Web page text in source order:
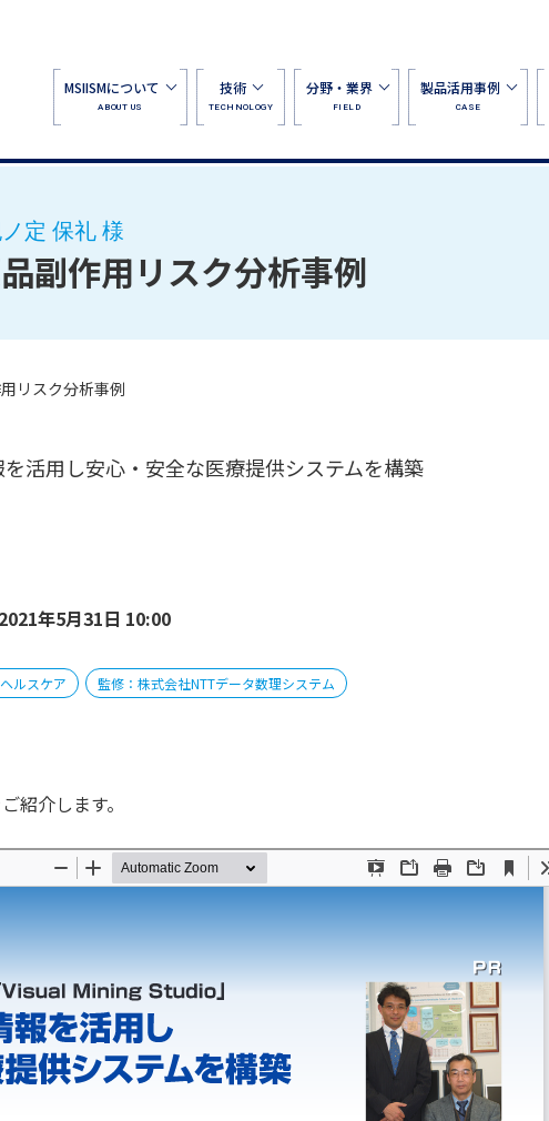
MSIISMについて
ABOUT US
技術
TECHNOLOGY
分野・業界
FIELD
製品活用事例
CASE
定 保礼 様
副作用リスク分析事例
リスク分析事例
活用し安心・安全な医療提供システムを構築
年5月31日 10:00
ルスケア 監修：株式会社NTTデータ数理システム
紹介します。